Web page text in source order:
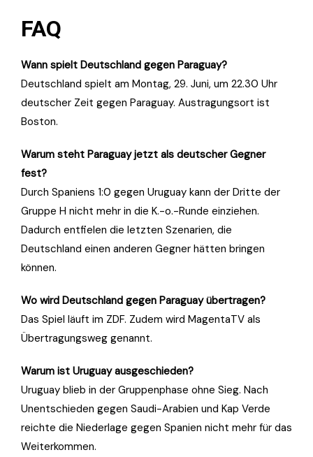
FAQ
Wann spielt Deutschland gegen Paraguay?
Deutschland spielt am Montag, 29. Juni, um 22.30 Uhr
deutscher Zeit gegen Paraguay. Austragungsort ist
Boston.
Warum steht Paraguay jetzt als deutscher Gegner
fest?
Durch Spaniens 1:0 gegen Uruguay kann der Dritte der
Gruppe H nicht mehr in die K.-o.-Runde einziehen.
Dadurch entfielen die letzten Szenarien, die
Deutschland einen anderen Gegner hätten bringen
können.
Wo wird Deutschland gegen Paraguay übertragen?
Das Spiel läuft im ZDF. Zudem wird MagentaTV als
Übertragungsweg genannt.
Warum ist Uruguay ausgeschieden?
Uruguay blieb in der Gruppenphase ohne Sieg. Nach
Unentschieden gegen Saudi-Arabien und Kap Verde
reichte die Niederlage gegen Spanien nicht mehr für das
Weiterkommen.